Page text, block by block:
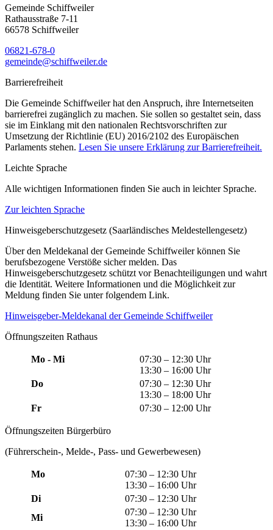
Gemeinde Schiffweiler
Rathausstraße 7-11
66578 Schiffweiler
06821-678-0
gemeinde@schiffweiler.de
Barrierefreiheit
Die Gemeinde Schiffweiler hat den Anspruch, ihre Internetseiten
barrierefrei zugänglich zu machen. Sie sollen so gestaltet sein, dass
sie im Einklang mit den nationalen Rechtsvorschriften zur
Umsetzung der Richtlinie (EU) 2016/2102 des Europäischen
Parlaments stehen. Lesen Sie unsere Erklärung zur Barrierefreiheit.
Leichte Sprache
Alle wichtigen Informationen finden Sie auch in leichter Sprache.
Zur leichten Sprache
Hinweisgeberschutzgesetz (Saarländisches Meldestellengesetz)
Über den Meldekanal der Gemeinde Schiffweiler können Sie
berufsbezogene Verstöße sicher melden. Das
Hinweisgeberschutzgesetz schützt vor Benachteiligungen und wahrt
die Identität. Weitere Informationen und die Möglichkeit zur
Meldung finden Sie unter folgendem Link.
Hinweisgeber-Meldekanal der Gemeinde Schiffweiler
Öffnungszeiten Rathaus
Mo - Mi
07:30 – 12:30 Uhr
13:30 – 16:00 Uhr
Do
07:30 – 12:30 Uhr
13:30 – 18:00 Uhr
Fr
07:30 – 12:00 Uhr
Öffnungszeiten Bürgerbüro
(Führerschein-, Melde-, Pass- und Gewerbewesen)
Mo
07:30 – 12:30 Uhr
13:30 – 16:00 Uhr
Di
07:30 – 12:30 Uhr
Mi
07:30 – 12:30 Uhr
13:30 – 16:00 Uhr